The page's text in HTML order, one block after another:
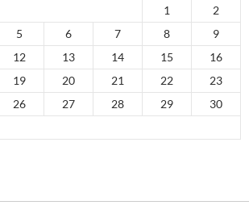
1
2
5 6 7 8
9
12 13 14 15
16
19 20 21 22
23
26 27 28 29
30